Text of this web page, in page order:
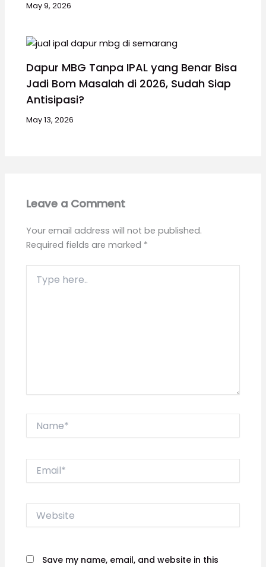
May 9, 2026
Dapur MBG Tanpa IPAL yang Benar Bisa
Jadi Bom Masalah di 2026, Sudah Siap
Antisipasi?
May 13, 2026
Leave a Comment
Your email address will not be published.
Required fields are marked *
here..
Website
Save my name, email, and website in this